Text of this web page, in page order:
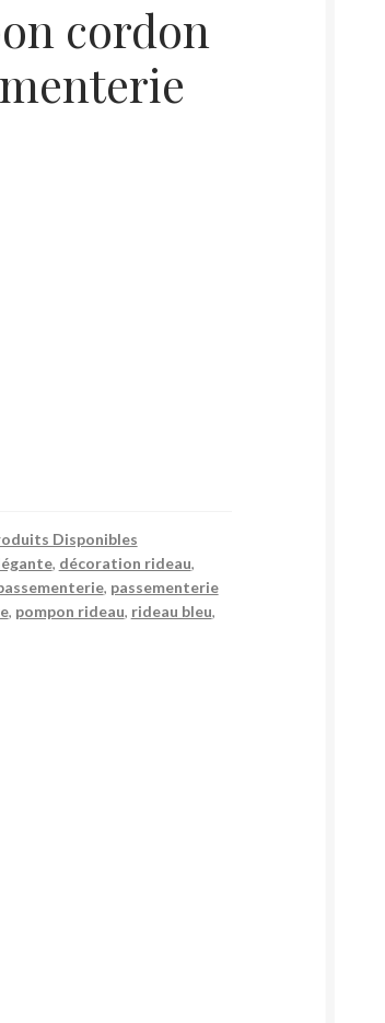
cordon
Disponibles
, décoration rideau,
, passementerie
, pompon rideau, rideau bleu,